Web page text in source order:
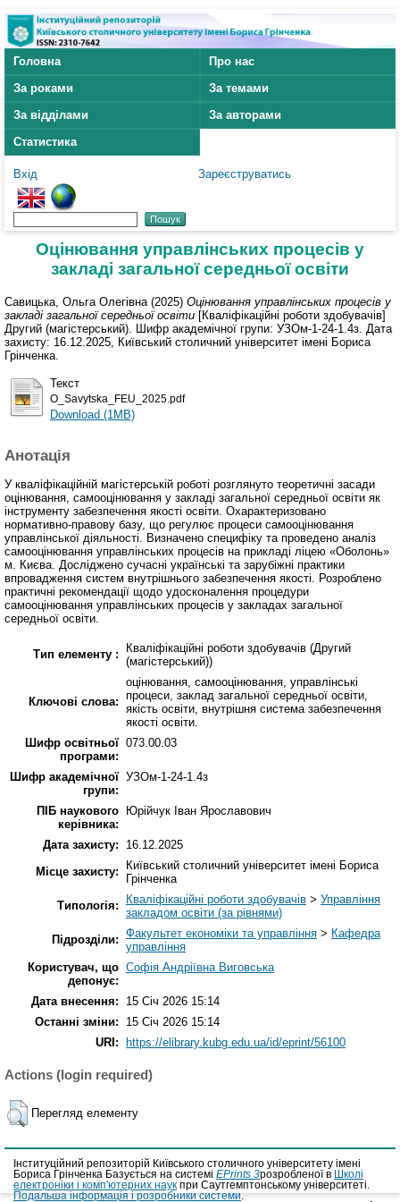
Головна
Про нас
За роками
За темами
За відділами
За авторами
Статистика
Вхід Зареєструватись
Оцінювання управлінських процесів у
закладі загальної середньої освіти
Савицька, Ольга Олегівна (2025) Оцінювання управлінських процесів у
закладі загальної середньої освіти [Кваліфікаційні роботи здобувачів]
Другий (магістерський). Шифр академічної групи: УЗОм-1-24-1.4з. Дата
захисту: 16.12.2025, Київський столичний університет імені Бориса
Грінченка.
Текст
O_Savytska_FEU_2025.pdf
Download (1MB)
Анотація
У кваліфікаційній магістерській роботі розглянуто теоретичні засади
оцінювання, самооцінювання у закладі загальної середньої освіти як
інструменту забезпечення якості освіти. Охарактеризовано
нормативно-правову базу, що регулює процеси самооцінювання
управлінської діяльності. Визначено специфіку та проведено аналіз
самооцінювання управлінських процесів на прикладі ліцею «Оболонь»
м. Києва. Досліджено сучасні українські та зарубіжні практики
впровадження систем внутрішнього забезпечення якості. Розроблено
практичні рекомендації щодо удосконалення процедури
самооцінювання управлінських процесів у закладах загальної
середньої освіти.
Тип елементу :
Кваліфікаційні роботи здобувачів (Другий
(магістерський))
Ключові слова:
оцінювання, самооцінювання, управлінські
процеси, заклад загальної середньої освіти,
якість освіти, внутрішня система забезпечення
якості освіти.
Шифр освітньої
програми:
073.00.03
Шифр академічної
групи:
УЗОм-1-24-1.4з
ПІБ наукового
керівника:
Юрійчук Іван Ярославович
Дата захисту:
16.12.2025
Місце захисту:
Київський столичний університет імені Бориса
Грінченка
Типологія:
Кваліфікаційні роботи здобувачів > Управління
закладом освіти (за рівнями)
Підрозділи: Факультет економіки та управління > Кафедра
управління
Користувач, що
депонує:
Софія Андріївна Виговська
Дата внесення:
15 Січ 2026 15:14
Останні зміни:
15 Січ 2026 15:14
URI:
https://elibrary.kubg.edu.ua/id/eprint/56100
Actions (login required)
Перегляд елементу
Інституційний репозиторій Київського столичного університету імені
Бориса Грінченка Базується на системі EPrints 3розробленої в
Школі
електроніки і комп'ютерних наук при Саутгемптонському університеті.
Подальша інформація і розробники системи.